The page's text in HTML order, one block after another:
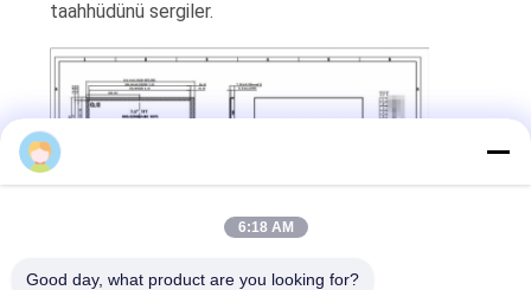
taahhüdünü sergiler.
6:18 AM
Good day, what product are you looking for?